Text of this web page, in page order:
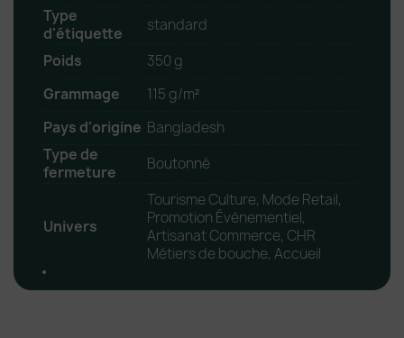
Type
d'étiquette
standard
Poids
350 g
Grammage
115 g/m²
Pays d'origine Bangladesh
Type de
fermeture
Boutonné
Univers
Tourisme Culture, Mode Retail,
Promotion Évènementiel,
Artisanat Commerce, CHR
Métiers de bouche, Accueil